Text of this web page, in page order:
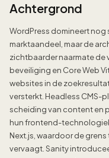
Achtergrond
WordPress domineert nog
marktaandeel, maar de
zichtbaarder naarmate de
beveiliging en Core Web
websites in de
versterkt. Headless CMS-
scheiding van content en
hun frontend-
Next.js, waardoor de
vervaagt. Sanity